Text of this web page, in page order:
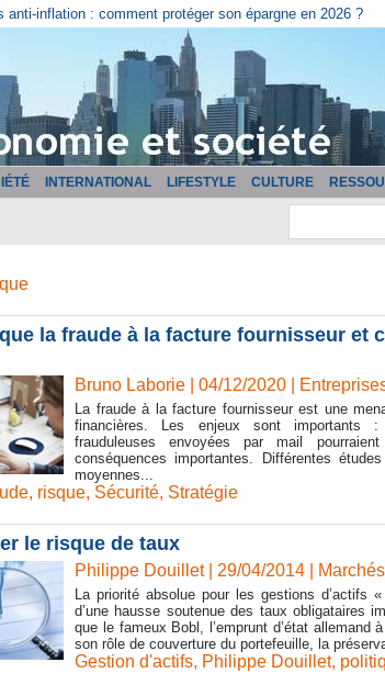
anti-inflation : comment protéger son épargne en 2026 ?
INTERNATIONAL LIFESTYLE CULTURE
la fraude à la facture fournisseur et
Bruno Laborie | 04/12/2020
La fraude à la facture fournisseur est une
financières. Les enjeux sont importants :
frauduleuses envoyées par mail
conséquences importantes. Différentes
moyennes...
, risque, Sécurité, Stratégie
le risque de taux
Philippe Douillet | 29/04/2014
La priorité absolue pour les gestions d’actifs
d’une hausse soutenue des taux obligataires
que le fameux Bobl, l’emprunt d’état allemand
son rôle de couverture du portefeuille, la
Gestion d'actifs, Philippe Douillet,